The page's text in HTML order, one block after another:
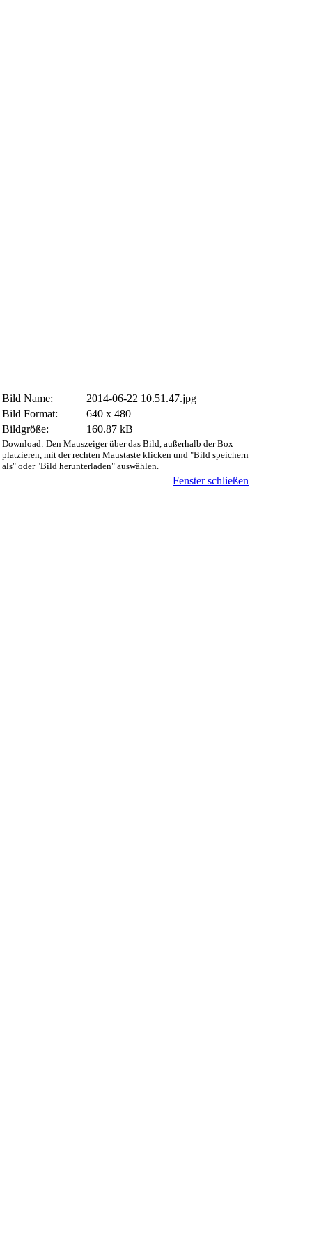
Bild Name:
2014-06-22 10.51.47.jpg
Bild Format:
640 x 480
Bildgröße:
160.87 kB
Download: Den Mauszeiger über das Bild, außerhalb der Box
platzieren, mit der rechten Maustaste klicken und "Bild speichern
als" oder "Bild herunterladen" auswählen.
Fenster schließen